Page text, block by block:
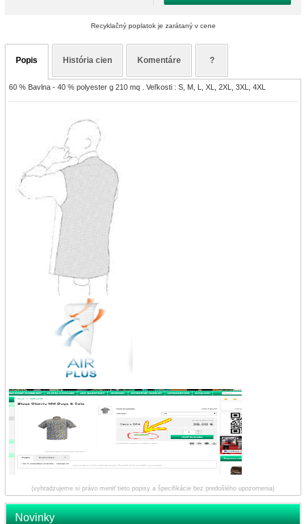
Recyklačný poplatok je zarátaný v cene
Popis História cien Komentáre ?
60 % Bavlna - 40 % polyester g 210 mq . Veľkosti : S, M, L, XL, 2XL, 3XL, 4XL
(vyhradzujeme si právo meniť tieto popisy a špecifikácie bez predošlého upozornenia)
Novinky